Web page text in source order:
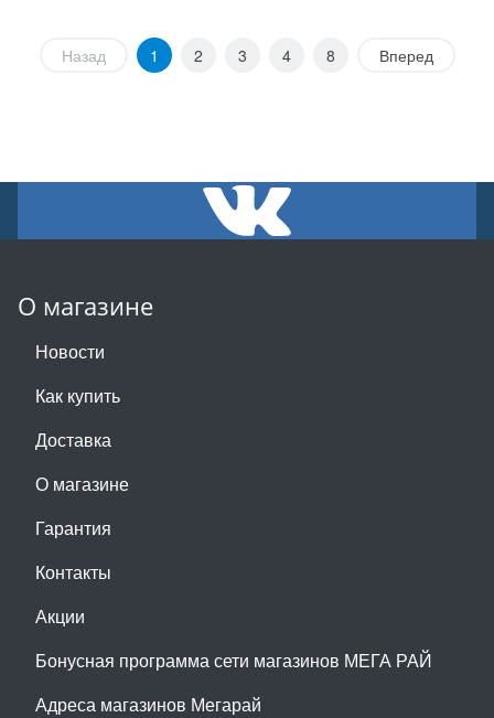
Назад 1 2 3 4 8 Вперед
О магазине
Новости
Как купить
Доставка
О магазине
Гарантия
Контакты
Акции
Бонусная программа сети магазинов МЕГА РАЙ
Адреса магазинов Мегарай